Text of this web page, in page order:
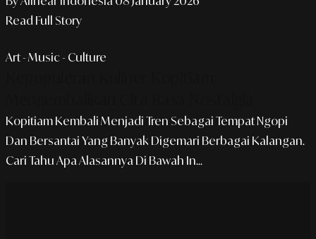
Read Full Story
Art - Music - Culture
Kopitiam Kembali Menjadi Tren Sebagai Tempat Ngopi
Dan Bersantai Yang Banyak Digemari Berbagai Kalangan.
Cari Tahu Apa Alasannya Di Bawah In...